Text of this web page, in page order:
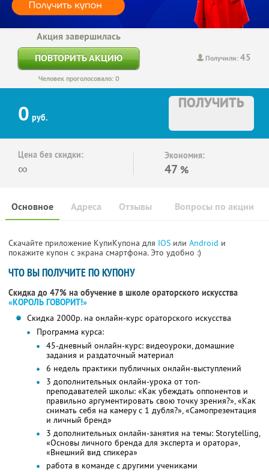
Получили:45
Акция завершилась
ПОВТОРИТЬ АКЦИЮ
Человек проголосовало: 0
0 руб.
ПОЛУЧИТЬ
Цена без скидки:
∞
Экономия:
47 %
Основное Отзывы Вопросы по акции
Адреса
Скачайте приложение КупиКупона для IOS или Android и
покажите купон с экрана смартфона. Это удобно :)
ЧТО ВЫ ПОЛУЧИТЕ ПО КУПОНУ
Скидка до 47% на обучение в школе ораторского искусства
«КОРОЛЬ ГОВОРИТ!»
Скидка 2000р. на онлайн-курс ораторского искусства
Программа курса:
45-дневный онлайн-курс: видеоуроки, домашние
задания и раздаточный материал
6 недель практики публичных онлайн-выступлений
3 дополнительных онлайн-урока от топ-
преподавателей школы: «Как убеждать оппонентов и
правильно аргументировать свою точку зрения?», «Как
снимать себя на камеру с 1 дубля?», «Самопрезентация
и личный бренд»
3 дополнительных онлайн-занятия на темы: Storytelling,
«Основы личного бренда для эксперта и оратора»,
«Внешний вид спикера»
работа в команде с другими учениками